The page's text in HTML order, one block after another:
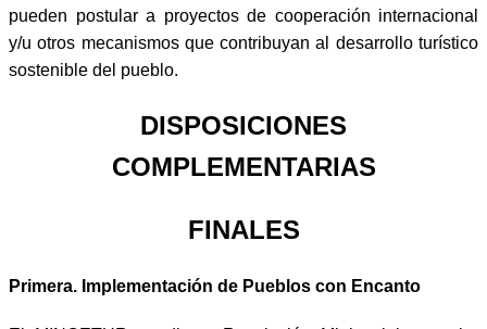
pueden postular a proyectos de cooperación internacional
y/u otros mecanismos que contribuyan al desarrollo turístico
sostenible del pueblo.
DISPOSICIONES
COMPLEMENTARIAS
FINALES
Primera. Implementación de Pueblos con Encanto